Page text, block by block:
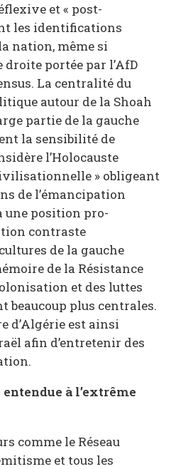
et « post-
les identifications
nation, même si
portée par l’AfD
La centralité du
autour de la Shoah
partie de la gauche
la sensibilité de
l’Holocauste
» obligeant
de l’émancipation
une position pro-
contraste
de la gauche
de la Résistance
et des luttes
beaucoup plus centrales.
d’Algérie est ainsi
afin d’entretenir des
à l’extrême
comme le Réseau
et tous les